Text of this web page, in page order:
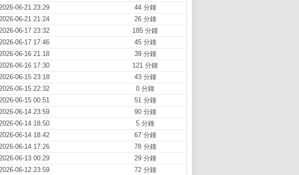
06-21 23:29
44 分鐘
06-21 21:24
26 分鐘
06-17 23:32
185 分鐘
06-17 17:46
45 分鐘
06-16 21:18
39 分鐘
06-16 17:30
121 分鐘
06-15 23:18
43 分鐘
06-15 22:32
0 分鐘
06-15 00:51
51 分鐘
06-14 23:59
90 分鐘
06-14 18:50
5 分鐘
06-14 18:42
67 分鐘
06-14 17:26
78 分鐘
06-13 00:29
29 分鐘
06-12 23:59
72 分鐘